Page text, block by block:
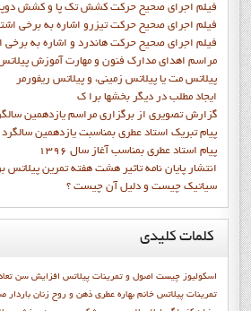
فيلم اجراي صحيح حرکت کشش تک پا و کشش
فيلم اجراي صحيح حرکت تيزرو اشاره به برخي
فيلم اجراي صحيح حرکت هاندرد و اشاره به برخي
مراسم اهدای مدارک فنون و مهارت آموزش پیلاتس
پیلاتس مت یا پیلاتس زمینی، و پیلاتس ریفورمر
ايجاد مطلب در ديگر بخشها برا ک
گزارش تصويري از برگزاري مراسم يازدهمين
پيام تبريک استاد عطري بمناسبت يازدهمين
پيام استاد عطري بمناسب آغاز سال 1396
انتشار پايان نامه تاثیر هشت هفته تمرین پیلاتس
سیاتیک چیست و دلیل آن چیست ؟
کلماتکلیدی
اسکولیوز چیست اصول و تمرينات پيلاتس افزایش سن
تمرينات پيلاتس خانم بهاره عطري ذهن و روح زنان باردار